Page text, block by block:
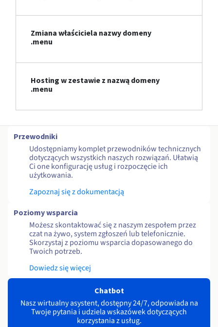
Zmiana właściciela nazwy domeny
.menu
Hosting w zestawie z nazwą domeny
.menu
Przewodniki
Udostępniamy komplet przewodników technicznych
dotyczących wszystkich naszych rozwiązań. Ułatwią
Ci one konfigurację usług i rozpoczęcie ich
użytkowania.
Zapoznaj się z dokumentacją
Poziomy wsparcia
Możesz skontaktować się z naszym zespołem przez
czat na żywo, system zgłoszeń lub telefonicznie.
Skorzystaj z poziomu wsparcia dopasowanego do
Twoich potrzeb.
Dowiedz się więcej
Chatbot
Nasz wirtualny asystent, dostępny 24/7, odpowiada na
Twoje pytania i udziela wskazówek dotyczących
korzystania z usług.